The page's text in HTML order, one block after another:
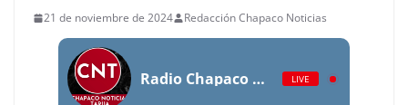
21 de noviembre de 2024 Redacción Chapaco Noticias
Radio Chapaco Noticias Las 24 horas en vivo LIVE